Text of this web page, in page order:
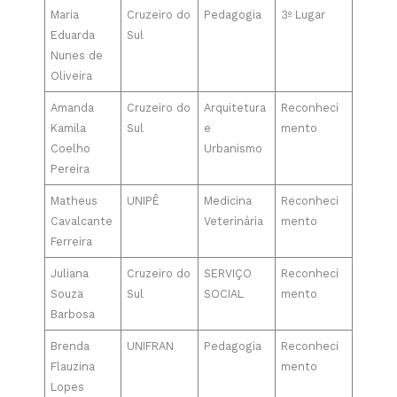
Maria
Eduarda
Nunes de
Oliveira
Cruzeiro do
Sul
Pedagogia 3º Lugar
Amanda
Kamila
Coelho
Pereira
Cruzeiro do
Sul
Arquitetura
e
Urbanismo
Reconheci
mento
Matheus
Cavalcante
Ferreira
UNIPÊ
Medicina
Veterinária
Reconheci
mento
Juliana
Souza
Barbosa
Cruzeiro do
Sul
SERVIÇO
SOCIAL
Reconheci
mento
Brenda
Flauzina
Lopes
UNIFRAN Pedagogia
Reconheci
mento